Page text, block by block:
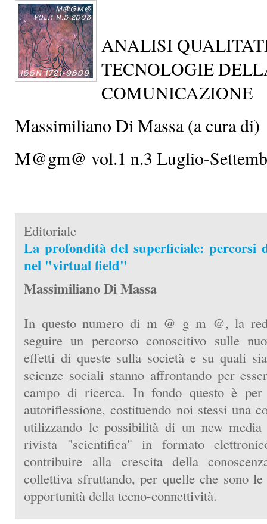
ANALISI
TECNOLOGIE
COMUNICAZIONE
Massimiliano Di Massa (a cura di)
M@gm@ vol.1 n.3 Luglio-
Editoriale
La profondità del superficiale: percorsi
nel "virtual field"
Massimiliano Di Massa
In questo numero di m @ g m @, la
seguire un percorso conoscitivo sulle
effetti di queste sulla società e su quali
scienze sociali stanno affrontando per
campo di ricerca. In fondo questo è
autoriflessione, costituendo noi stessi una
utilizzando le possibilità di un new
rivista "scientifica" in formato
contribuire alla crescita della
collettiva sfruttando, per quelle che sono
opportunità della tecno-connettività.